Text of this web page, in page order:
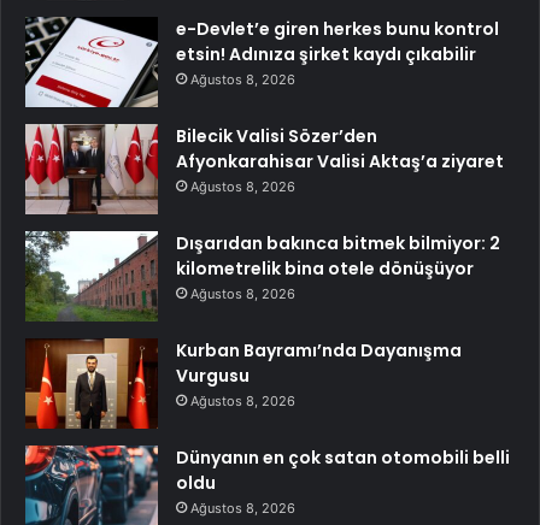
e-Devlet’e giren herkes bunu kontrol
etsin! Adınıza şirket kaydı çıkabilir
Ağustos 8, 2026
Bilecik Valisi Sözer’den
Afyonkarahisar Valisi Aktaş’a ziyaret
Ağustos 8, 2026
Dışarıdan bakınca bitmek bilmiyor: 2
kilometrelik bina otele dönüşüyor
Ağustos 8, 2026
Kurban Bayramı’nda Dayanışma
Vurgusu
Ağustos 8, 2026
Dünyanın en çok satan otomobili belli
oldu
Ağustos 8, 2026